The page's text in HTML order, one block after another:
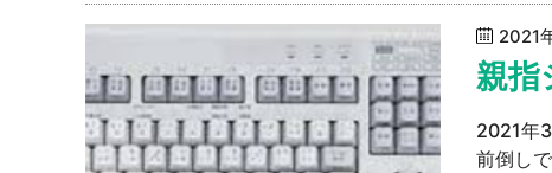
2021
親指
2021年
前倒し